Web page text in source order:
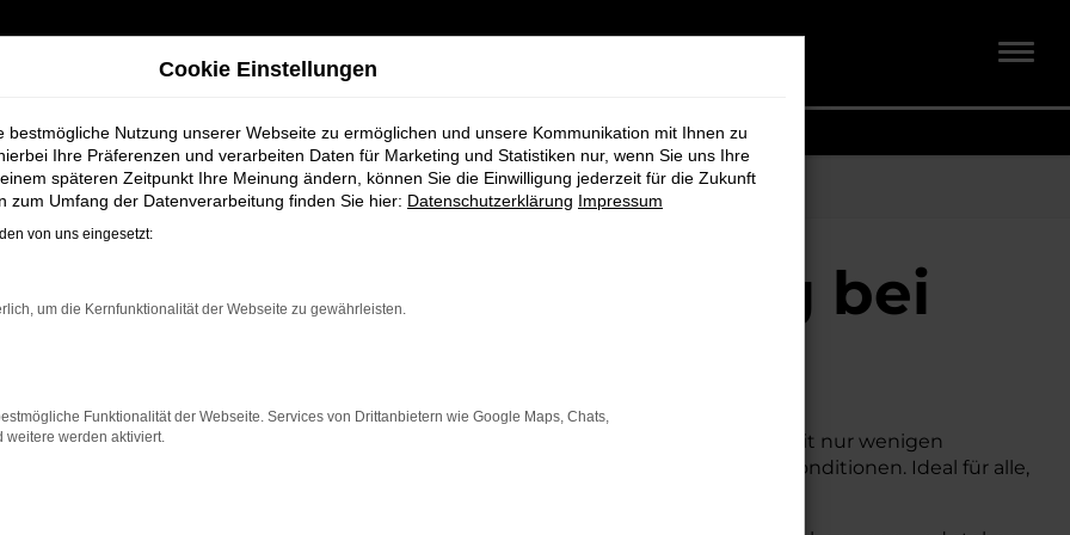
für Rotenburg bei Schmidt + Koch
für Rotenburg bei
für Rotenburg ein nahezu neues Fahrzeug zu einem attraktiven Preis suchen. Mit nur wenigen
dieser Jahreswagen die Vorteile eines Neuwagens, aber zu deutlich besseren Konditionen. Ideal für alle,
Preis möchten.
Cookie Einstellungen
bestmögliche Nutzung unserer Webseite zu ermöglichen und unsere Kommunikation mit Ihnen zu
Ihre Präferenzen und verarbeiten Daten für Marketing und Statistiken nur, wenn Sie uns Ihre
späteren Zeitpunkt Ihre Meinung ändern, können Sie die Einwilligung jederzeit für die Zukunft
zum Umfang der Datenverarbeitung finden Sie hier: Datenschutzerklärung Impressum
von uns eingesetzt:
um die Kernfunktionalität der Webseite zu gewährleisten.
Funktionalität der Webseite. Services von Drittanbietern wie Google Maps, Chats,
weitere werden aktiviert.